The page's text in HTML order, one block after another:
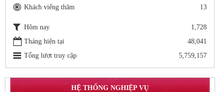
Khách viếng thăm
13
Hôm nay
1,728
Tháng hiện tại
48,041
Tổng lượt truy cập
5,759,157
HỆ THỐNG NGHIỆP VỤ